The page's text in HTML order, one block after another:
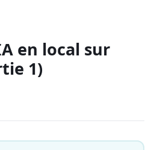
en local sur
1)